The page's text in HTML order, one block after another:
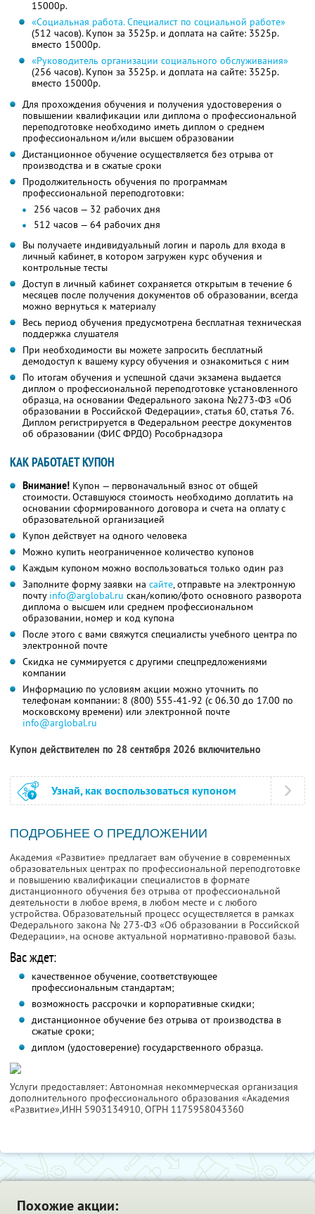
15000р.
«Социальная работа. Специалист по социальной работе»
(512 часов). Купон за 3525р. и доплата на сайте: 3525р.
вместо 15000р.
«Руководитель организации социального обслуживания»
(256 часов). Купон за 3525р. и доплата на сайте: 3525р.
вместо 15000р.
Для прохождения обучения и получения удостоверения о
повышении квалификации или диплома о профессиональной
переподготовке необходимо иметь диплом о среднем
профессиональном и/или высшем образовании
Дистанционное обучение осуществляется без отрыва от
производства и в сжатые сроки
Продолжительность обучения по программам
профессиональной переподготовки:
256 часов — 32 рабочих дня
512 часов — 64 рабочих дня
Вы получаете индивидуальный логин и пароль для входа в
личный кабинет, в котором загружен курс обучения и
контрольные тесты
Доступ в личный кабинет сохраняется открытым в течение 6
месяцев после получения документов об образовании, всегда
можно вернуться к материалу
Весь период обучения предусмотрена бесплатная техническая
поддержка слушателя
При необходимости вы можете запросить бесплатный
демодоступ к вашему курсу обучения и ознакомиться с ним
По итогам обучения и успешной сдачи экзамена выдается
диплом о профессиональной переподготовке установленного
образца, на основании Федерального закона №273-ФЗ «Об
образовании в Российской Федерации», статья 60, статья 76.
Диплом регистрируется в Федеральном реестре документов
об образовании (ФИС ФРДО) Рособрнадзора
КАК РАБОТАЕТ КУПОН
Внимание! Купон — первоначальный взнос от общей
стоимости. Оставшуюся стоимость необходимо доплатить на
основании сформированного договора и счета на оплату с
образовательной организацией
Купон действует на одного человека
Можно купить неограниченное количество купонов
Каждым купоном можно воспользоваться только один раз
Заполните форму заявки на сайте, отправьте на электронную
почту info@arglobal.ru скан/копию/фото основного разворота
диплома о высшем или среднем профессиональном
образовании, номер и код купона
После этого с вами свяжутся специалисты учебного центра по
электронной почте
Скидка не суммируется с другими спецпредложениями
компании
Информацию по условиям акции можно уточнить по
телефонам компании: 8 (800) 555-41-92 (с 06.30 до 17.00 по
московскому времени) или электронной почте
info@arglobal.ru
Купон действителен по 28 сентября 2026 включительно
Узнай, как воспользоваться купоном
ПОДРОБНЕЕ О ПРЕДЛОЖЕНИИ
Академия «Развитие» предлагает вам обучение в современных
образовательных центрах по профессиональной переподготовке
и повышению квалификации специалистов в формате
дистанционного обучения без отрыва от профессиональной
деятельности в любое время, в любом месте и с любого
устройства. Образовательный процесс осуществляется в рамках
Федерального закона № 273-ФЗ «Об образовании в Российской
Федерации», на основе актуальной нормативно-правовой базы.
Вас ждет:
качественное обучение, соответствующее
профессиональным стандартам;
возможность рассрочки и корпоративные скидки;
дистанционное обучение без отрыва от производства в
сжатые сроки;
диплом (удостоверение) государственного образца.
Услуги предоставляет: Автономная некоммерческая организация
дополнительного профессионального образования «Академия
«Развитие»,ИНН 5903134910, ОГРН 1175958043360
Похожие акции: